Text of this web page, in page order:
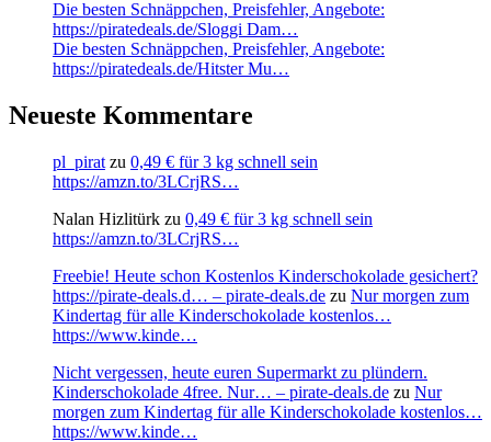
Die besten Schnäppchen, Preisfehler, Angebote:
https://piratedeals.de/Sloggi Dam…
Die besten Schnäppchen, Preisfehler, Angebote:
https://piratedeals.de/Hitster Mu…
Neueste Kommentare
pl_pirat zu 0,49 € für 3 kg schnell sein
https://amzn.to/3LCrjRS…
Nalan Hizlitürk zu 0,49 € für 3 kg schnell sein
https://amzn.to/3LCrjRS…
Freebie! Heute schon Kostenlos Kinderschokolade gesichert?
https://pirate-deals.d… – pirate-deals.de zu Nur morgen zum
Kindertag für alle Kinderschokolade kostenlos…
https://www.kinde…
Nicht vergessen, heute euren Supermarkt zu plündern.
Kinderschokolade 4free. Nur… – pirate-deals.de zu Nur
morgen zum Kindertag für alle Kinderschokolade kostenlos…
https://www.kinde…